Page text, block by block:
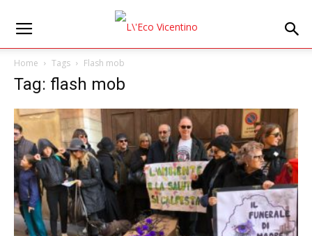
Home Tags Flash mob
Tag: flash mob